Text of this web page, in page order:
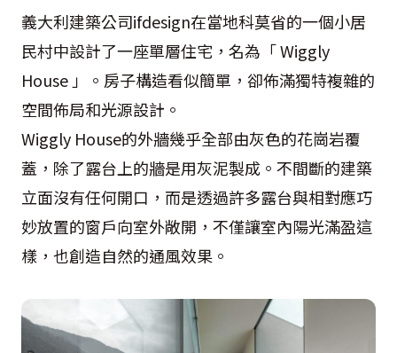
義大利建築公司ifdesign在當地科莫省的一個小居
民村中設計了一座單層住宅，名為「 Wiggly
House 」。房子構造看似簡單，卻佈滿獨特複雜的
空間佈局和光源設計。
Wiggly House的外牆幾乎全部由灰色的花崗岩覆
蓋，除了露台上的牆是用灰泥製成。不間斷的建築
立面沒有任何開口，而是透過許多露台與相對應巧
妙放置的窗戶向室外敞開，不僅讓室內陽光滿盈這
樣，也創造自然的通風效果。